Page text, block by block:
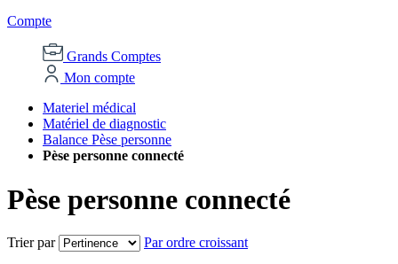
Compte
Grands Comptes
Mon compte
Materiel médical
Matériel de diagnostic
Balance Pèse personne
Pèse personne connecté
Pèse personne connecté
Trier par Par ordre croissant